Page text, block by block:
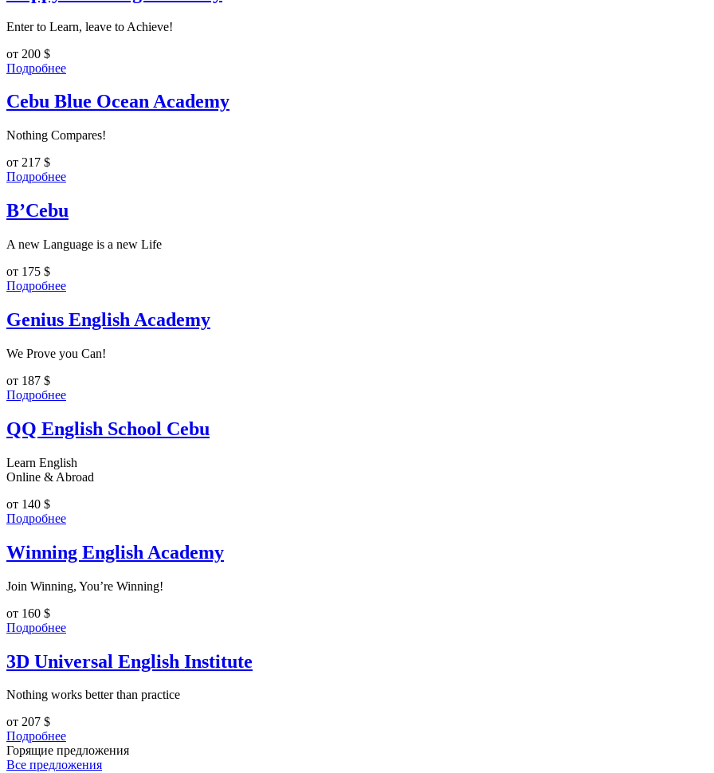
Enter to Learn, leave to Achieve!
от 200 $
Подробнее
Cebu Blue Ocean Academy
Nothing Compares!
от 217 $
Подробнее
B’Cebu
A new Language is a new Life
от 175 $
Подробнее
Genius English Academy
We Prove you Can!
от 187 $
Подробнее
QQ English School Cebu
Learn English
Online & Abroad
от 140 $
Подробнее
Winning English Academy
Join Winning, You’re Winning!
от 160 $
Подробнее
3D Universal English Institute
Nothing works better than practice
от 207 $
Подробнее
Горящие предложения
Все предложения